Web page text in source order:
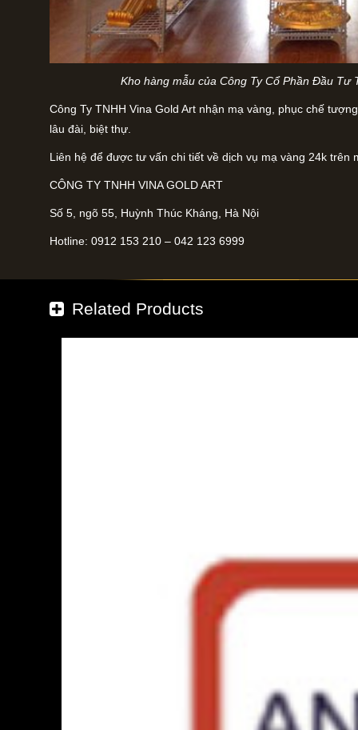
Kho hàng mẫu của Công Ty Cổ Phần Đầu Tư
Công Ty TNHH Vina Gold Art nhận mạ vàng, phục chế
lâu đài, biệt thự.
Liên hệ để được tư vấn chi tiết về dịch vụ mạ vàng 24k trên
CÔNG TY TNHH VINA GOLD ART
Số 5, ngõ 55, Huỳnh Thúc Kháng, Hà Nội
Hotline: 0912 153 210 – 042 123 6999
Related Products